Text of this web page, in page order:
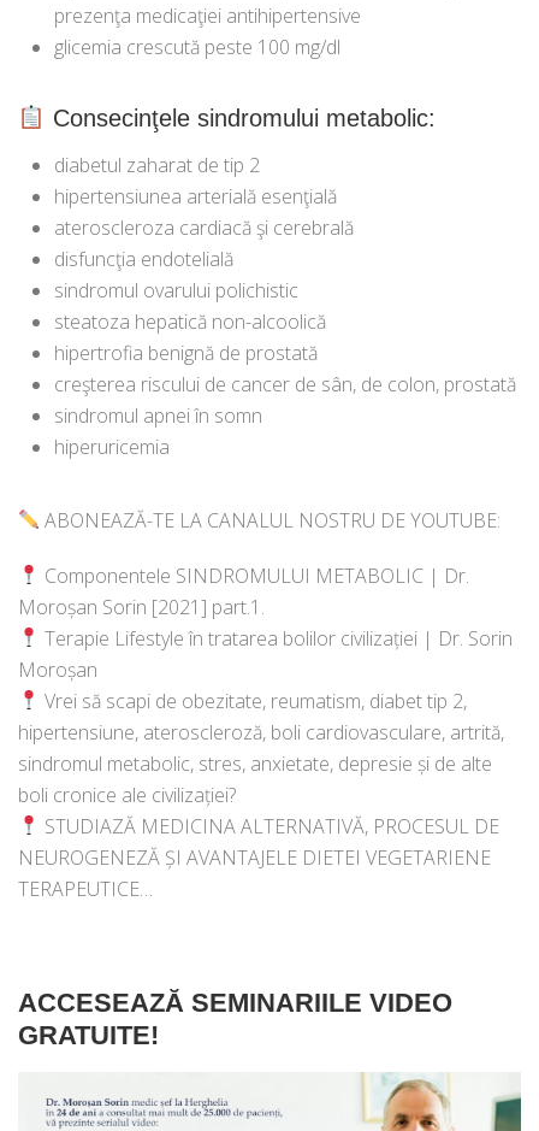
prezenţa medicaţiei antihipertensive
glicemia crescută peste 100 mg/dl
Consecinţele sindromului metabolic:
diabetul zaharat de tip 2
hipertensiunea arterială esenţială
ateroscleroza cardiacă şi cerebrală
disfuncţia endotelială
sindromul ovarului polichistic
steatoza hepatică non-alcoolică
hipertrofia benignă de prostată
creşterea riscului de cancer de sân, de colon, prostată
sindromul apnei în somn
hiperuricemia
ABONEAZĂ-TE LA CANALUL NOSTRU DE YOUTUBE:
Componentele SINDROMULUI METABOLIC | Dr.
Moroșan Sorin [2021] part.1.
Terapie Lifestyle în tratarea bolilor civilizației | Dr. Sorin
Moroșan
Vrei să scapi de obezitate, reumatism, diabet tip 2,
hipertensiune, ateroscleroză, boli cardiovasculare, artrită,
sindromul metabolic, stres, anxietate, depresie și de alte
boli cronice ale civilizației?
STUDIAZĂ MEDICINA ALTERNATIVĂ, PROCESUL DE
NEUROGENEZĂ ȘI AVANTAJELE DIETEI VEGETARIENE
TERAPEUTICE…
ACCESEAZĂ SEMINARIILE VIDEO
GRATUITE!